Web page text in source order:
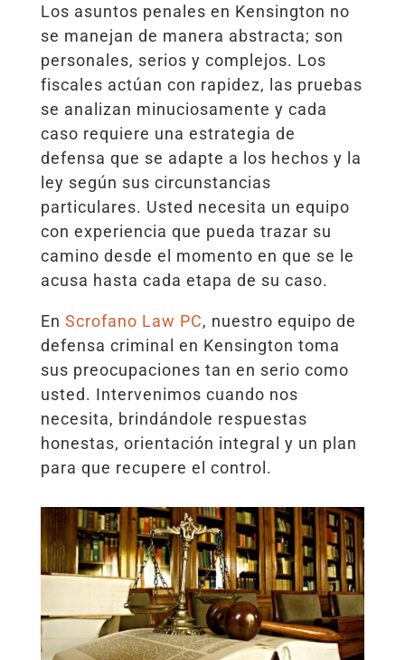
Los asuntos penales en Kensington no
se manejan de manera abstracta; son
personales, serios y complejos. Los
fiscales actúan con rapidez, las pruebas
se analizan minuciosamente y cada
caso requiere una estrategia de
defensa que se adapte a los hechos y la
ley según sus circunstancias
particulares. Usted necesita un equipo
con experiencia que pueda trazar su
camino desde el momento en que se le
acusa hasta cada etapa de su caso.
En Scrofano Law PC, nuestro equipo de
defensa criminal en Kensington toma
sus preocupaciones tan en serio como
usted. Intervenimos cuando nos
necesita, brindándole respuestas
honestas, orientación integral y un plan
para que recupere el control.